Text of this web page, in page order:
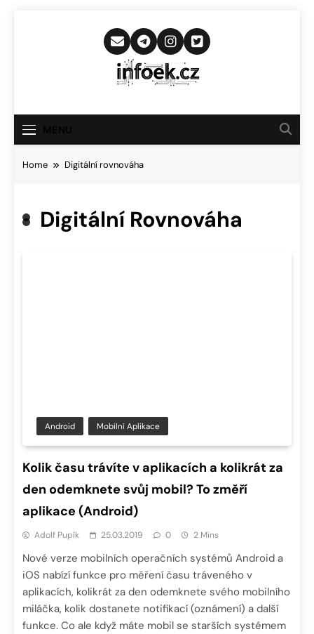
Infoek.cz
Novinkám
Home Digitální rovnováha
Digitální Rovnováha
Android Mobilní Aplikace
Kolik času trávíte v aplikacích a kolikrát za
den odemknete svůj mobil? To změří
aplikace (Android)
Adolf Pupík 25.03.2019 0 2 Mins
Nové verze mobilních operačních systémů Android a
iOS nabízí funkce pro měření času tráveného v
aplikacích, kolikrát za den odemknete svého mobilního
miláčka, kolik dostanete notifikací (oznámení) a další
funkce. Co ale když máte mobil se starších systémem